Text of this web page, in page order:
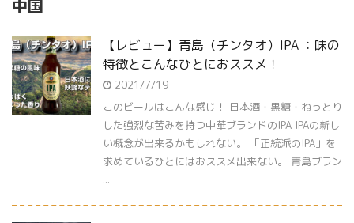
中国
【レビュー】青島（チンタオ）IPA ：味の
特徴とこんなひとにおススメ！
2021/7/19
このビールはこんな感じ！ 日本酒・黒糖・ねっとり
した強烈な苦みを持つ中華ブランドのIPA IPAの新し
い概念が出来るかもしれない。 「正統派のIPA」を
求めているひとにはおススメ出来ない。 青島ブラン
...